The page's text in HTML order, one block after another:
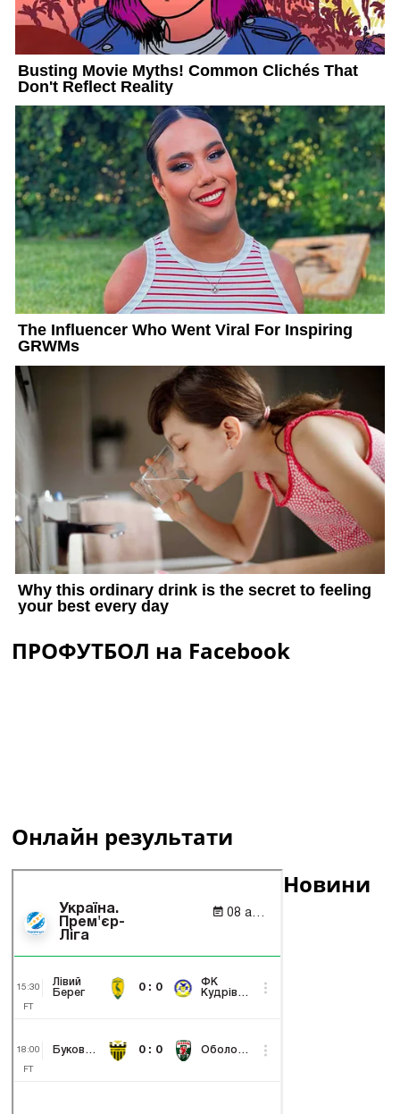
ПРОФУТБОЛ на Facebook
Онлайн результати
Новини